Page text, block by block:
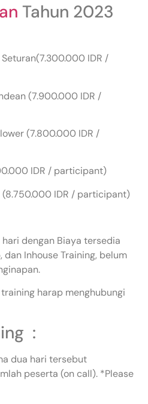
Tahun 2023
IDR /
(7.900.000 IDR /
(7.800.000 IDR /
IDR / participant)
(8.750.000 IDR / participant)
hari dengan Biaya tersedia
dan Inhouse Training, belum
harap menghubungi
:
dua hari tersebut
peserta (on call). *Please